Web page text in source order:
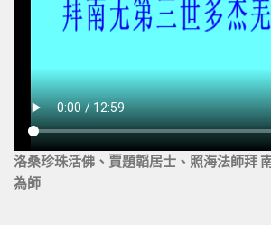
洛桑珍珠活佛、賈題韜居士、照海法師拜
為師